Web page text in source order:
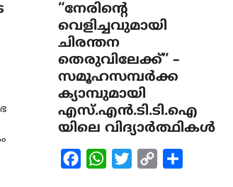
“നേരിന്റെ
വെളിച്ചവുമായി
ചിരന്തന
തെരുവിലേക്ക്” –
സമൂഹസമ്പർക്ക
ക്യാമ്പുമായി
എസ്.എൻ.ടി.ടി.ഐ
യിലെ വിദ്യാർത്ഥികൾ
FacebookWhatsAppTwitterCopy